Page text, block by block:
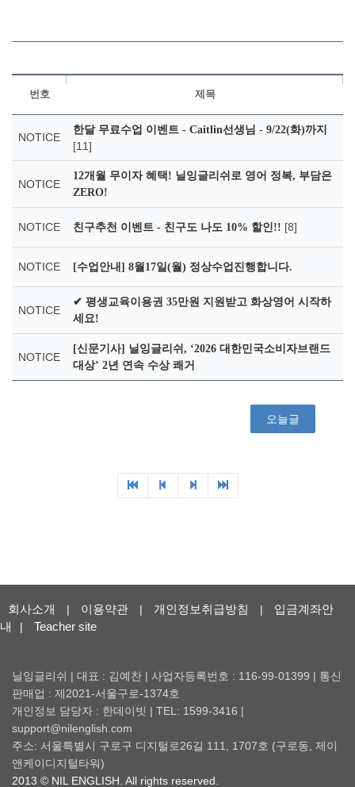
회사소개 | 이용약관 | 개인정보취급방침 |
입금계좌안
내
| Teacher site
닐잉글리쉬 | 대표 : 김예찬 | 사업자등록번호 : 116-99-01399 | 통신
판매업 : 제2021-서울구로-1374호
개인정보 담당자 : 한데이빗 | TEL: 1599-3416 |
support@nilenglish.com
주소: 서울특별시 구로구 디지털로26길 111, 1707호 (구로동, 제이
앤케이디지털타워)
2013 © NIL ENGLISH. All rights reserved.